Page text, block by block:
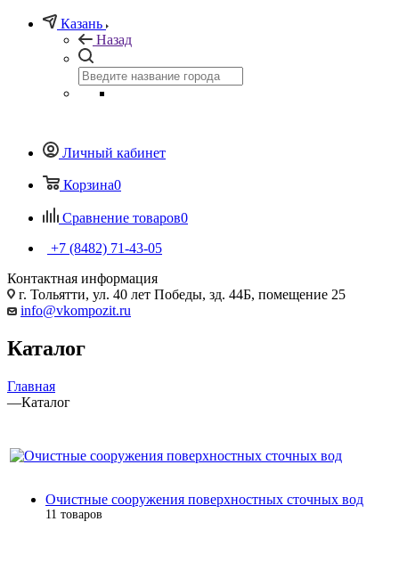
Казань
Назад
Личный кабинет
Корзина0
Сравнение товаров0
+7 (8482) 71-43-05
Контактная информация
г. Тольятти, ул. 40 лет Победы, зд. 44Б, помещение 25
info@vkompozit.ru
Каталог
Главная
—Каталог
Очистные сооружения поверхностных сточных вод
11 товаров